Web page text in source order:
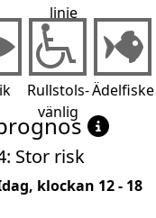
linje
Rullstols-
vänlig
Ädelfiske
Stor risk
klockan 12 - 18